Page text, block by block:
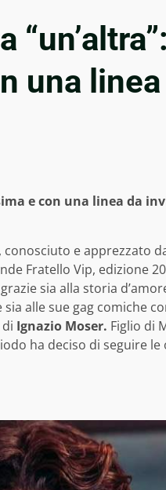
“un’altra”:
una
e con una linea da
e apprezzato
Fratello Vip, edizione
sia alla storia
alle sue gag comiche
Ignazio Moser. Figlio di
ha deciso di seguire